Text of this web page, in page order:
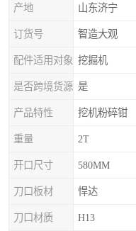
产地 山东济宁
订货号 智造大观
配件适用对象 挖掘机
是否跨境货源 是
产品特性 挖机粉碎钳
重量 2T
开口尺寸 580MM
刀口板材 悍达
刀口材质 H13